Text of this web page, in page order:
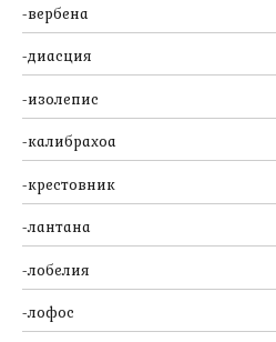
вербена
диасция
изолепис
калибрахоа
крестовник
лантана
лобелия
лофос